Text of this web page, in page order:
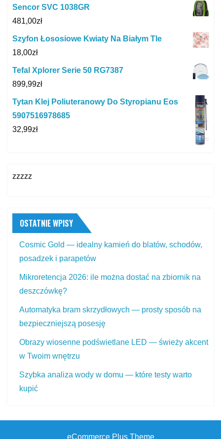
Sencor SVC 1038GR
481,00zł
Szyfon Łososiowe Kwiaty Na Białym Tle
18,00zł
Tefal Xplorer Serie 50 RG7387
899,99zł
Tytan Klej Poliuteranowy Do Styropianu Eos
5907516978685
32,99zł
zzzzz
OSTATNIE WPISY
Cosmic Gold — idealny kamień do blatów, schodów,
posadzek i parapetów
Mikroretencja 2026: ile można dostać na zbiornik na
deszczówkę?
Automatyka bram skrzydłowych — prosty sposób na
bezpieczniejszą posesję
Obrazy wiosenne podświetlane LED — świeży akcent
w Twoim wnętrzu
Szybka analiza wody w domu — które testy warto
kupić
eCommerce Plus Theme